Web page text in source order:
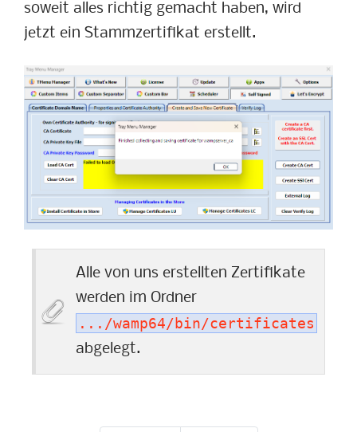
soweit alles richtig gemacht haben, wird
jetzt ein Stammzertifikat erstellt.
Alle von uns erstellten Zertifikate
werden im Ordner
.../wamp64/bin/certificates
abgelegt.